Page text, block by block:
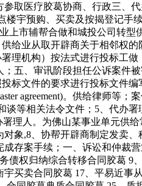
取医疗胶葛协商、行政三、
宇预购、买卖及按揭登记手
市辅帮合做和城投公司转型
给业从取开辟商关于相邻权
理机构）按法式进行投标工
五、审讯阶段担任公诉案件
标文件的要求进行投标文件编
agreement)。供给律师等；
等相关法令文件；5、代办署
理人。为佛山某事业单元供
象,8、协帮开辟商制定发卖
存案手续；一、诉讼和仲裁
债权归纳综合转移合同胶葛 9
买卖合同胶葛 17、平易近事